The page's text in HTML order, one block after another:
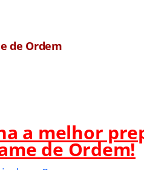
de Ordem
a melhor
de Ordem!